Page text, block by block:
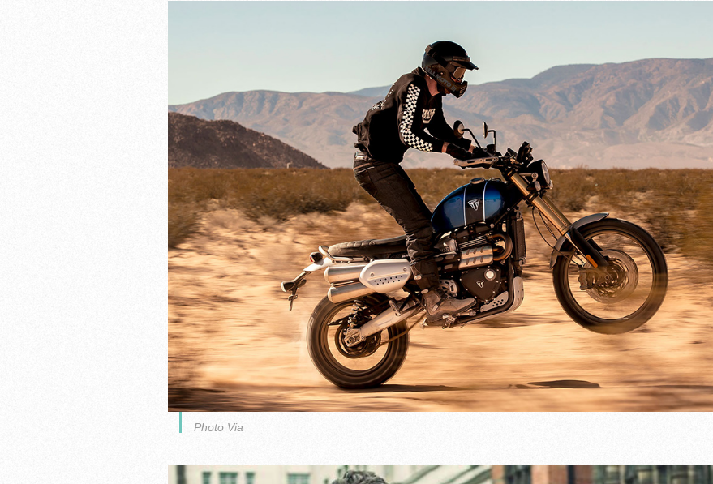
Photo Via